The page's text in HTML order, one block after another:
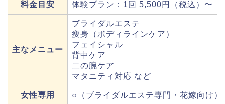
料金目安 体験プラン：1回 5,500円（税込）〜
主なメニュー
ブライダルエステ
痩身（ボディラインケア）
フェイシャル
背中ケア
二の腕ケア
マタニティ対応 など
女性専用 ○（ブライダルエステ専門・花嫁向け）